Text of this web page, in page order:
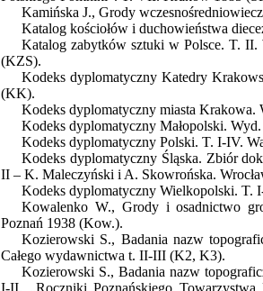
Kamińska J., Grody
Katalog kościołów i duchowieństwa
Katalog zabytków sztuki w Polsce. T. II.
(KZS).
Kodeks dyplomatyczny Katedry
(KK).
Kodeks dyplomatyczny miasta
Kodeks dyplomatyczny Małopolski.
Kodeks dyplomatyczny Polski. T. I-IV.
Kodeks dyplomatyczny Śląska. Zbiór
II – K. Maleczyński i A. Skowrońska.
Kodeks dyplomatyczny Wielkopolski. T.
Kowalenko W., Grody i osadnictwo
Poznań 1938 (Kow.).
Kozierowski S., Badania nazw
Całego wydawnictwa t. II-III (K2, K3).
Kozierowski S., Badania nazw